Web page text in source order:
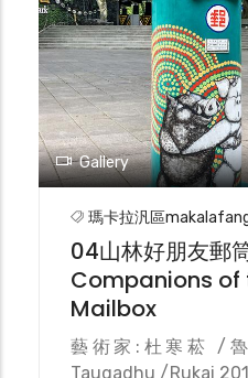
way of life. In the
there is a cafe,
shop.
Gallery
瑪卡拉汎區
04山林好朋友郵
Companions of
Mailbox
藝術家:杜寒菘 /魯
Taugadhu /Rukai 2017 原文發中心與中